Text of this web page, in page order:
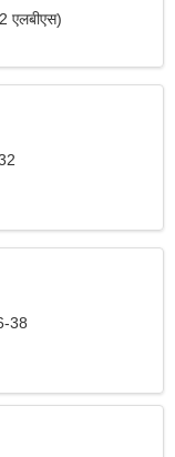
एलबीएस)
38